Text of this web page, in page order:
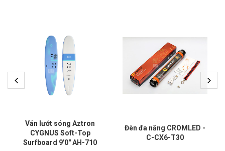
Ván lướt sóng Aztron
CYGNUS Soft-Top
Surfboard 9'0" AH-710
Đèn đa năng CROMLED -
C-CX6-T30